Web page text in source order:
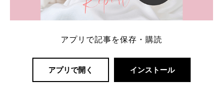
アプリで記事を保存・購読
アプリで開く インストール